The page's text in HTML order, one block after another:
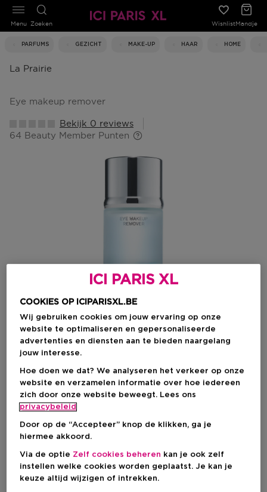
Zoeken WishlistMandje
PARFUMS GEZICHT MAKE-UP HAAR HOME
Menu
La Prairie
eye makeup remover
Bekijk 0 reviews
64 Beauty Member Punten
Kies je formaat
80 ML Op voorraad
80 ML
Kortingsprijs
€ 64,40
€ 70,00
ICI PARIS XL
COOKIES OP ICIPARISXL.BE
Wij gebruiken cookies om jouw ervaring op onze
website te optimaliseren en gepersonaliseerde
advertenties en diensten aan te bieden naargelang
jouw interesse.
Hoe doen we dat? We analyseren het verkeer op onze
website en verzamelen informatie over hoe iedereen
zich door onze website beweegt. Lees ons
privacybeleid
Door op de “Accepteer” knop de klikken, ga je
hiermee akkoord.
Via de optie Zelf cookies beheren kan je ook zelf
instellen welke cookies worden geplaatst. Je kan je
keuze altijd wijzigen of intrekken.